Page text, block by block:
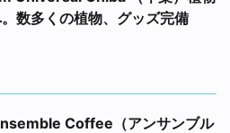
数多くの植物、グッズ完備
Coffee（アンサンブル